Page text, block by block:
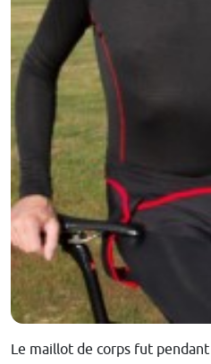
Le maillot de corps fut